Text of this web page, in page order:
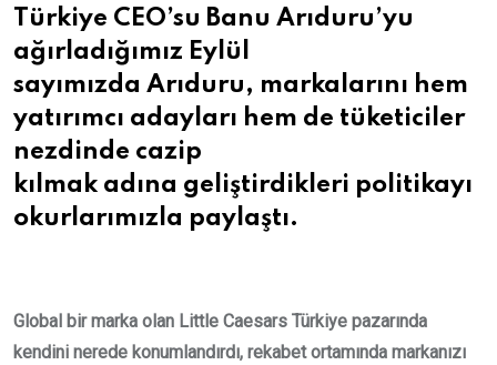
Türkiye CEO’su Banu Arıduru’yu
ağırladığımız Eylül
sayımızda Arıduru, markalarını hem
yatırımcı adayları hem de tüketiciler
nezdinde cazip
kılmak adına geliştirdikleri politikayı
okurlarımızla paylaştı.
Global bir marka olan Little Caesars Türkiye pazarında
kendini nerede konumlandırdı, rekabet ortamında markanızı